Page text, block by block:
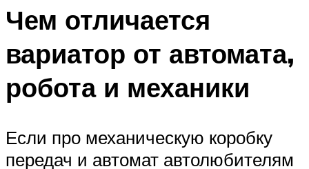
Чем отличается
вариатор от автомата,
робота и механики
Если про механическую коробку
передач и автомат автолюбителям